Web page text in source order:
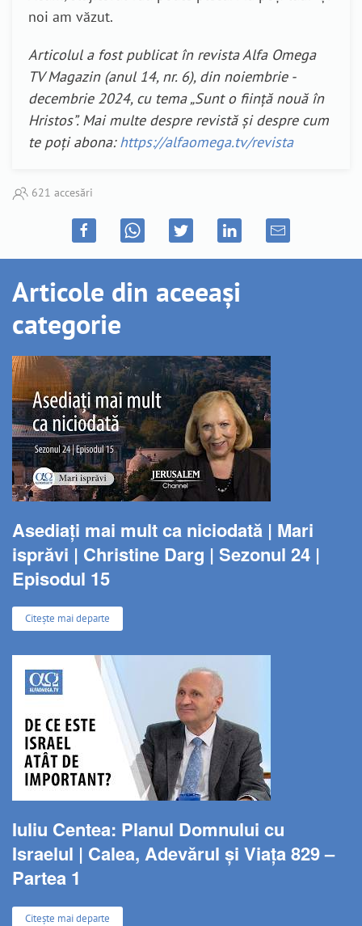
noi am văzut.
Articolula fost publicat în revista Alfa Omega
TV Magazin (anul 14, nr. 6), din noiembrie -
decembrie 2024, cu tema „Sunt o ființă nouă în
Hristos”. Mai multe despre revistă și despre cum
te poți abona:https://alfaomega.tv/revista
621 accesări
Articole din aceeași
categorie
Asediați mai mult ca niciodată | Mari
isprăvi | Christine Darg | Sezonul 24 |
Episodul 15
Citește mai departe
Iuliu Centea: Planul Domnului cu
Israelul | Calea, Adevărul și Viața 829 –
Partea 1
Citește mai departe